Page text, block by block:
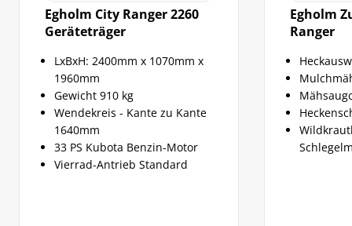
Egholm City Ranger 2260
Geräteträger
LxBxH: 2400mm x 1070mm x
1960mm
Gewicht 910 kg
Wendekreis - Kante zu Kante
1640mm
33 PS Kubota Benzin-Motor
Vierrad-Antrieb Standard
Egholm
Ranger